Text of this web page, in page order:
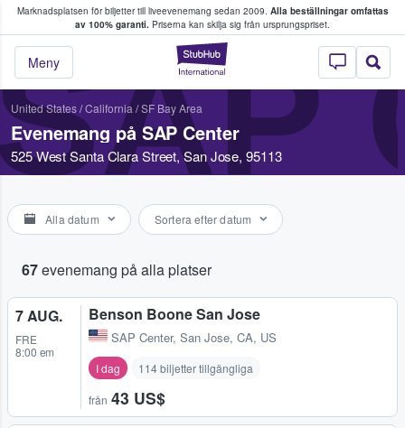
Marknadsplatsen för biljetter till liveevenemang sedan 2009. Alla beställningar omfattas
av 100% garanti. Priserna kan skilja sig från ursprungspriset.
StubHub – där
Meny
köper och säljer biljetter.
United States/California /SF Bay Area
Evenemang på SAP Center
525 West Santa Clara Street, San Jose, 95113
Alla datum Sortera efter datum
67evenemang på alla platser
7 AUG.
FRE
8:00 em
Benson Boone San Jose
SAP Center, San Jose, CA, US
I dag 114 biljetter tillgängliga
från 43 US$